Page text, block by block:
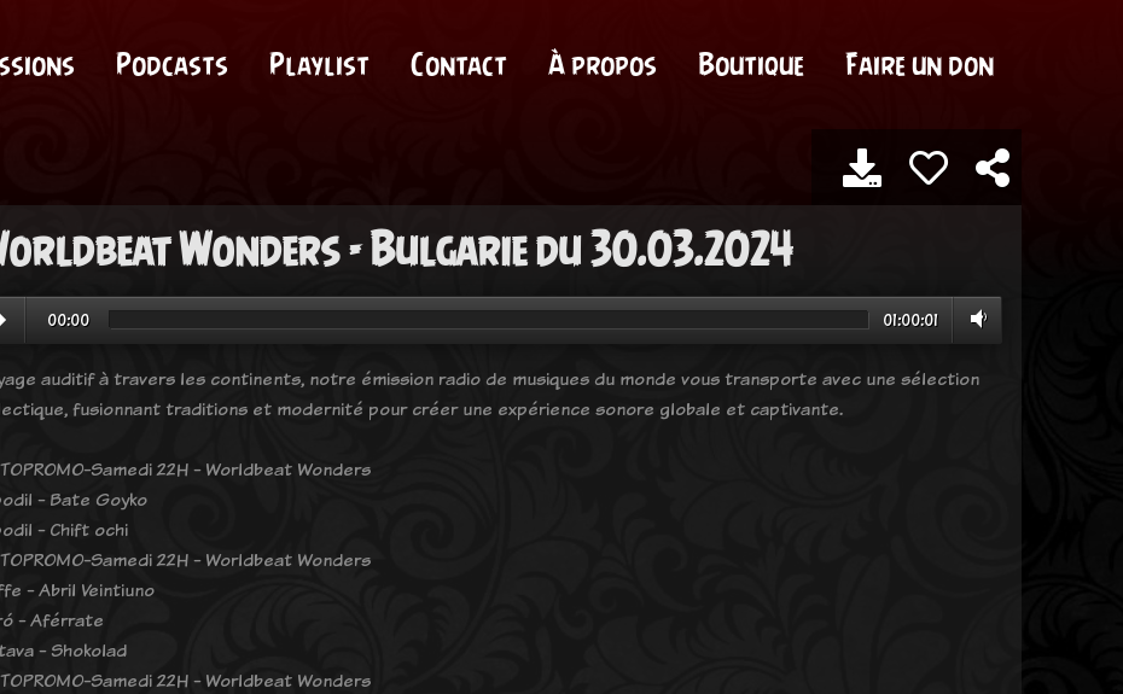
Podcasts Playlist Contact À propos Boutique Faire un don
Wonders - Bulgarie du 30.03.2024
00:00 01:00:01
auditif à travers les continents, notre émission radio de musiques du monde vous transporte avec une sélection
fusionnant traditions et modernité pour créer une expérience sonore globale et captivante.
Samedi 22H - Worldbeat Wonders
- Bate Goyko
- Chift ochi
Samedi 22H - Worldbeat Wonders
- Abril Veintiuno
- Aférrate
- Shokolad
Samedi 22H - Worldbeat Wonders